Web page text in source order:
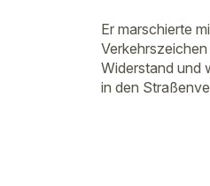
Er marschierte
Widerstand und
in den